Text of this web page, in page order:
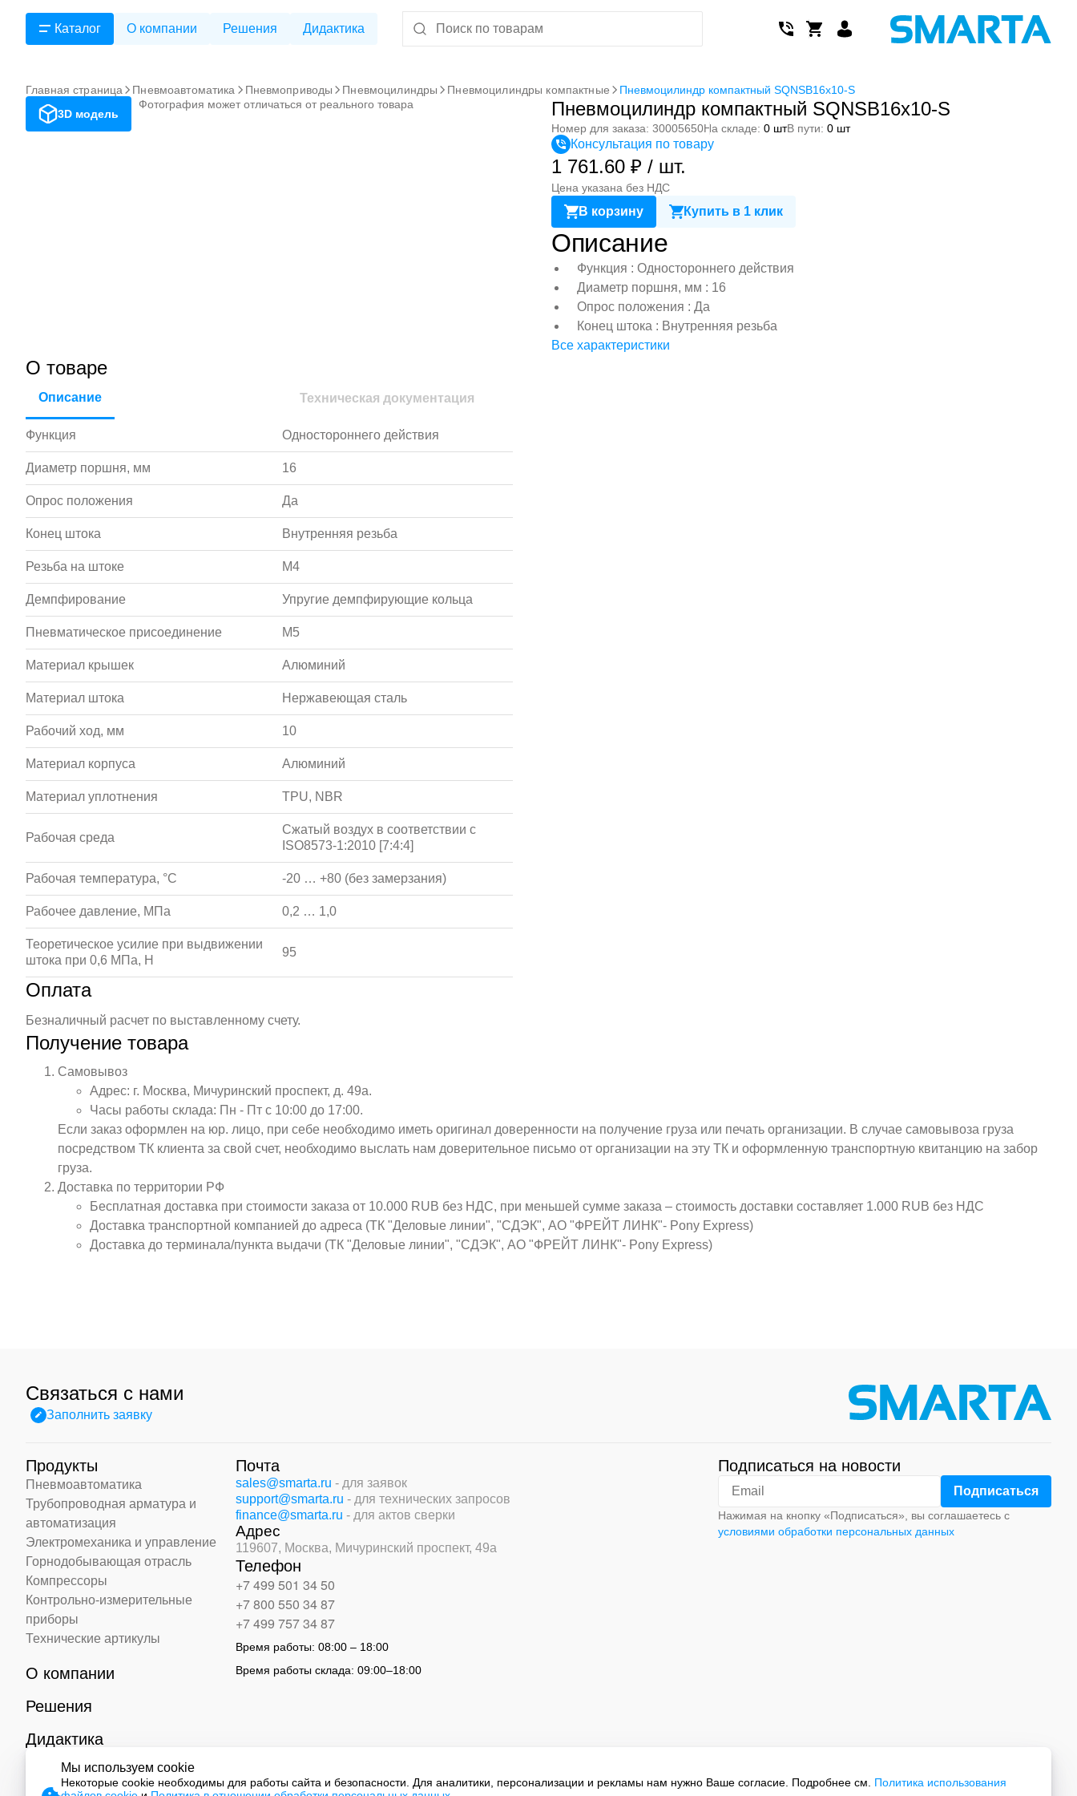
Каталог О компании Решения Дидактика
Главная страница Пневмоавтоматика Пневмоприводы Пневмоцилиндры Пневмоцилиндры компактные
Пневмоцилиндр компактный SQNSB16x10-S
3D модель
Фотография может отличаться от реального товара Пневмоцилиндр компактный SQNSB16x10-S
Номер для заказа: 30005650На складе: 0 штВ пути: 0 шт
Консультация по товару
1 761.60 ₽ / шт.
Цена указана без НДС
В корзину Купить в 1 клик
Описание
Функция : Одностороннего действия
Диаметр поршня, мм : 16
Опрос положения : Да
Конец штока : Внутренняя резьба
Все характеристики
О товаре
Описание Техническая документация
Функция Одностороннего действия
Диаметр поршня, мм 16
Опрос положения Да
Конец штока Внутренняя резьба
Резьба на штоке M4
Демпфирование Упругие демпфирующие кольца
Пневматическое присоединение M5
Материал крышек Алюминий
Материал штока Нержавеющая сталь
Рабочий ход, мм 10
Материал корпуса Алюминий
Материал уплотнения TPU, NBR
Рабочая среда
Сжатый воздух в соответствии с
ISO8573-1:2010 [7:4:4]
Рабочая температура, °С -20 … +80 (без замерзания)
Рабочее давление, МПа 0,2 … 1,0
Теоретическое усилие при выдвижении
штока при 0,6 МПа, Н
95
Оплата
Безналичный расчет по выставленному счету.
Получение товара
Самовывоз
Адрес: г. Москва, Мичуринский проспект, д. 49а.
Часы работы склада: Пн - Пт с 10:00 до 17:00.
Если заказ оформлен на юр. лицо, при себе необходимо иметь оригинал доверенности на получение груза или печать организации. В случае самовывоза груза
посредством ТК клиента за свой счет, необходимо выслать нам доверительное письмо от организации на эту ТК и оформленную транспортную квитанцию на забор
груза.
Доставка по территории РФ
Бесплатная доставка при стоимости заказа от 10.000 RUB без НДС, при меньшей сумме заказа – стоимость доставки составляет 1.000 RUB без НДС
Доставка транспортной компанией до адреса (ТК "Деловые линии", "СДЭК", АО "ФРЕЙТ ЛИНК"- Pony Express)
Доставка до терминала/пункта выдачи (ТК "Деловые линии", "СДЭК", АО "ФРЕЙТ ЛИНК"- Pony Express)
Связаться с нами
Заполнить заявку
Продукты
Пневмоавтоматика
Трубопроводная арматура и
автоматизация
Электромеханика и управление
Горнодобывающая отрасль
Компрессоры
Контрольно-измерительные
приборы
Технические артикулы
О компании
Решения
Дидактика
Контакты
Почта
sales@smarta.ru - для заявок
support@smarta.ru - для технических запросов
finance@smarta.ru - для актов сверки
Адрес
119607, Москва, Мичуринский проспект, 49а
Телефон
+7 499 501 34 50
+7 800 550 34 87
+7 499 757 34 87
Время работы:08:00 – 18:00
Время работы склада:09:00–18:00
Подписаться на новости
Нажимая на кнопку «Подписаться», вы соглашаетесь с
условиями обработки персональных данных
Мы используем cookie
Некоторые cookie необходимы для работы сайта и безопасности. Для аналитики, персонализации и рекламы нам нужно Ваше согласие. Подробнее см. Политика использования